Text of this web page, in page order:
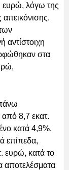
ευρώ, λόγω της
απεικόνισης.
στα
από 8,7 εκατ.
κατά 4,9%.
επίπεδα,
ευρώ, κατά το
αποτελέσματα